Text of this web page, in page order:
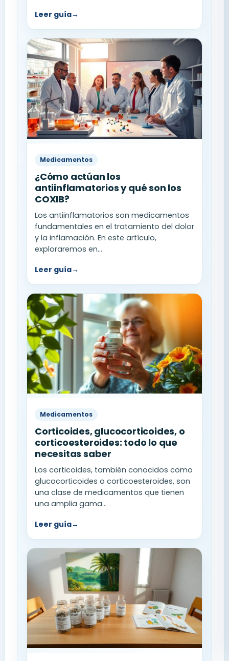
Leer guía→
Medicamentos
¿Cómo actúan los
antiinflamatorios y qué son los
COXIB?
Los antiinflamatorios son medicamentos
fundamentales en el tratamiento del dolor
y la inflamación. En este artículo,
exploraremos en...
Leer guía→
Medicamentos
Corticoides, glucocorticoides, o
corticoesteroides: todo lo que
necesitas saber
Los corticoides, también conocidos como
glucocorticoides o corticoesteroides, son
una clase de medicamentos que tienen
una amplia gama...
Leer guía→